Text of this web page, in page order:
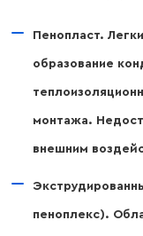
Пенопласт.
образование
монтажа.
внешним
пеноплекс).